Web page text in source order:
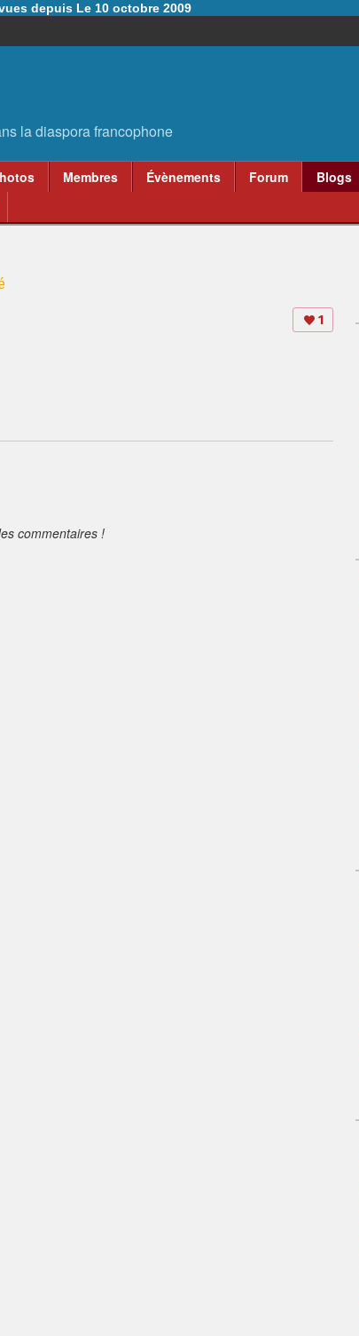
depuis Le 10 octobre 2009
Membres Évènements Forum Blogs
1
commentaires !